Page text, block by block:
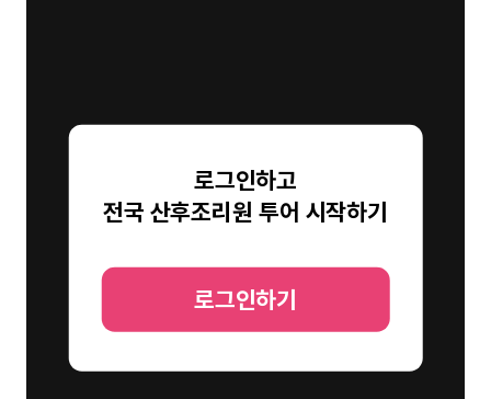
로그인하고
전국 산후조리원 투어 시작하기
로그인하기